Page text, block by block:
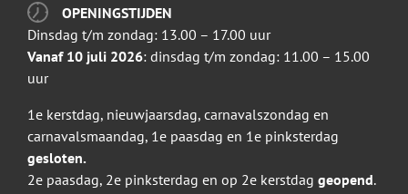
OPENINGSTIJDEN
Dinsdag t/m zondag: 13.00 – 17.00 uur
Vanaf 10 juli 2026: dinsdag t/m zondag: 11.00 – 15.00
uur
1e kerstdag, nieuwjaarsdag, carnavalszondag en
carnavalsmaandag, 1e paasdag en 1e pinksterdag
gesloten.
2e paasdag, 2e pinksterdag en op 2e kerstdag geopend.